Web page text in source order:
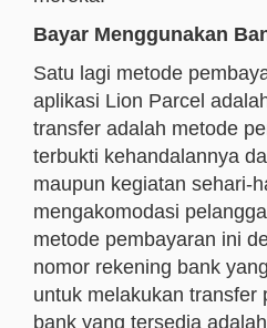
Bayar Menggunakan
Satu lagi metode
aplikasi Lion Parcel
transfer adalah metode
terbukti kehandalannya
maupun kegiatan sehari-
mengakomodasi
metode pembayaran ini
nomor rekening bank
untuk melakukan transfer
bank yang tersedia